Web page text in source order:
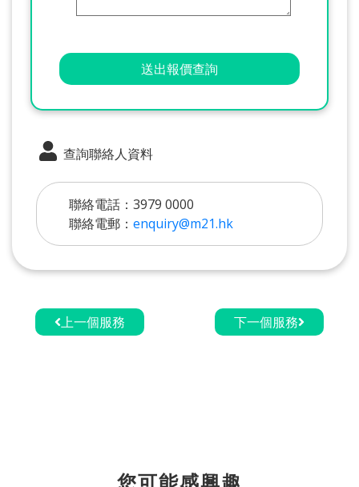
送出報價查詢
查詢聯絡人資料
聯絡電話：3979 0000
聯絡電郵： enquiry@m21.hk
上一個服務 下一個服務
您可能感興趣